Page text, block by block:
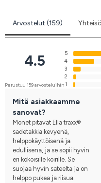
Arvostelut (159) Yhteisö
4.5
Perustuu 159 arvosteluihin
5
4
3
2
1
Mitä asiakkaamme
sanovat?
Monet pitävät Ella traxx®
sadetakkia kevyenä,
helppokäyttöisenä ja
edullisena, ja se sopii hyvin
eri kokoisille koirille. Se
suojaa hyvin sateelta ja on
helppo pukea ja riisua.